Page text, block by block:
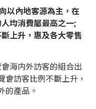
以內地客源為主，在
均消費屬最高之一;
上升，惠及各大零售
海内外訪客的組合出
訪客比例不斷上升，
的產品。